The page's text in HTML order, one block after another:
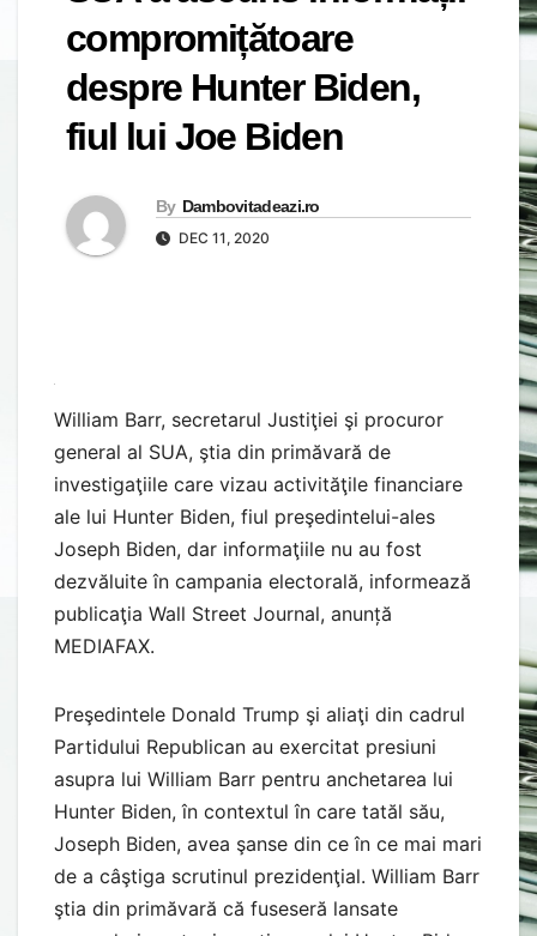
compromițătoare
despre Hunter Biden,
fiul lui Joe Biden
By Dambovitadeazi.ro
DEC 11, 2020
William Barr, secretarul Justiţiei şi procuror
general al SUA, ştia din primăvară de
investigaţiile care vizau activităţile financiare
ale lui Hunter Biden, fiul preşedintelui-ales
Joseph Biden, dar informaţiile nu au fost
dezvăluite în campania electorală, informează
publicaţia Wall Street Journal, anunță
MEDIAFAX.
Preşedintele Donald Trump şi aliaţi din cadrul
Partidului Republican au exercitat presiuni
asupra lui William Barr pentru anchetarea lui
Hunter Biden, în contextul în care tatăl său,
Joseph Biden, avea şanse din ce în ce mai mari
de a câştiga scrutinul prezidenţial. William Barr
ştia din primăvară că fuseseră lansate